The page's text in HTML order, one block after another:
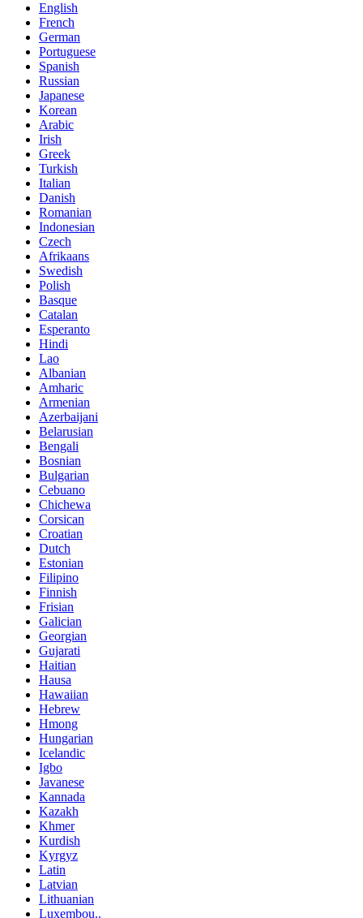
English
French
German
Portuguese
Spanish
Russian
Japanese
Korean
Arabic
Irish
Greek
Turkish
Italian
Danish
Romanian
Indonesian
Czech
Afrikaans
Swedish
Polish
Basque
Catalan
Esperanto
Hindi
Lao
Albanian
Amharic
Armenian
Azerbaijani
Belarusian
Bengali
Bosnian
Bulgarian
Cebuano
Chichewa
Corsican
Croatian
Dutch
Estonian
Filipino
Finnish
Frisian
Galician
Georgian
Gujarati
Haitian
Hausa
Hawaiian
Hebrew
Hmong
Hungarian
Icelandic
Igbo
Javanese
Kannada
Kazakh
Khmer
Kurdish
Kyrgyz
Latin
Latvian
Lithuanian
Luxembou..